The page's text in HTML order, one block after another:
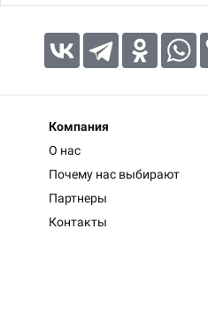
Компания
О нас
Почему нас выбирают
Партнеры
Контакты